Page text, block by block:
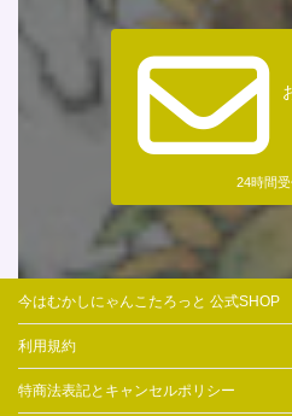
24時間
今はむかしにゃんこたろっと 公式SHOP
利用規約
特商法表記とキャンセルポリシー